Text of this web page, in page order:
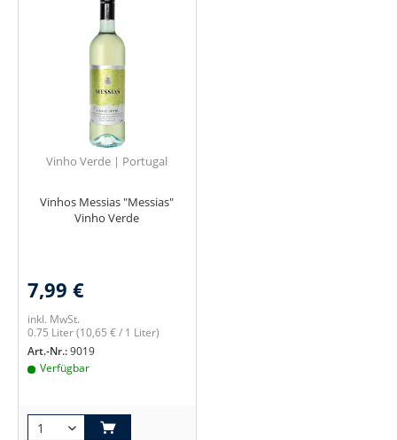
Vinho Verde | Portugal
Vinhos Messias "Messias"
Vinho Verde
7,99 €
inkl. MwSt.
0.75 Liter(10,65 € / 1 Liter)
Art.-Nr.:9019
Verfügbar